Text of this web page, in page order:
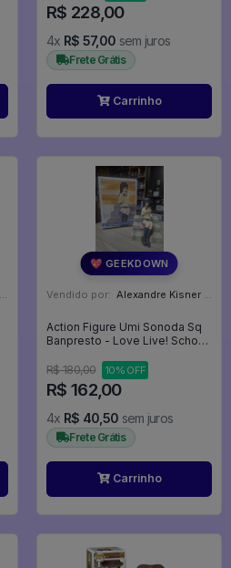
R$ 228,00
4x R$ 57,00 sem juros
Frete Grátis
Carrinho
💖 GEEKDOWN
Vendido por: Alexandre Kisner - PR
Action Figure Umi Sonoda Sq
Banpresto - Love Live! School
R$ 180,00
10% OFF
R$ 162,00
4x R$ 40,50 sem juros
Frete Grátis
Carrinho